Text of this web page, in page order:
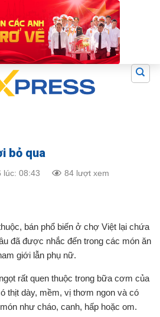
bỏ qua
lúc: 08:43 84 lượt xem
bán phổ biến ở chợ Việt lại chứa
đã được nhắc đến trong các món ăn
giới lẫn phụ nữ.
rất quen thuộc trong bữa cơm của
thịt dày, mềm, vị thơm ngon và có
như cháo, canh, hấp hoặc om.